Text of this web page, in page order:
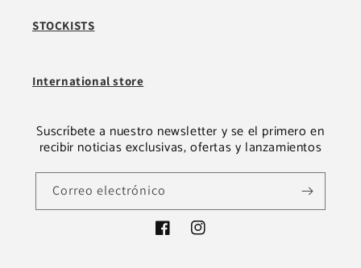
STOCKISTS
International store
Suscríbete a nuestro newsletter y se el primero en
recibir noticias exclusivas, ofertas y lanzamientos
Correo electrónico
FacebookInstagram